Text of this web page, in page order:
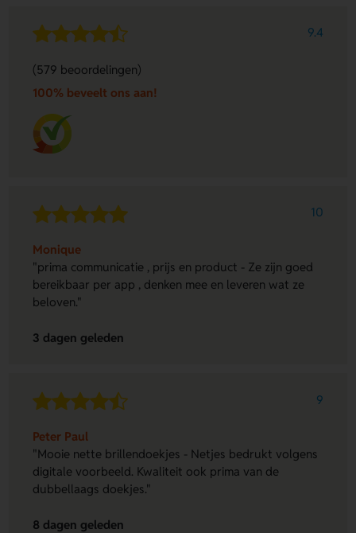
9.4
(579 beoordelingen)
100% beveelt ons aan!
10
Monique
"prima communicatie , prijs en product - Ze zijn goed
bereikbaar per app , denken mee en leveren wat ze
beloven."
3 dagen geleden
9
Peter Paul
"Mooie nette brillendoekjes - Netjes bedrukt volgens
digitale voorbeeld. Kwaliteit ook prima van de
dubbellaags doekjes."
8 dagen geleden